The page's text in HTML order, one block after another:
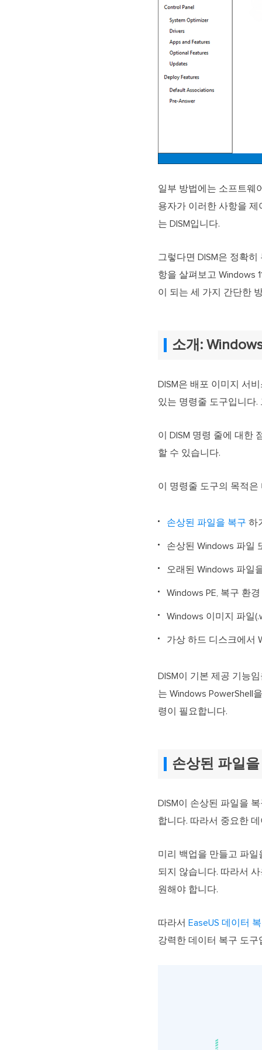
일부 방법에는 소프트웨
용자가 이러한 사항을
는 DISM입니다.
그렇다면 DISM은 정확
항을 살펴보고 Windows
이 되는 세 가지 간단한
소개:
DISM은 배포 이미지 서
있는 명령줄 도구입니다.
이 DISM 명령 줄에 대한
할 수 있습니다.
이 명령줄 도구의 목적
손상된 파일을 복구 하
손상된 Windows 파일
오래된 Windows 파일
Windows PE, 복구 환
Windows 이미지 파일
가상 하드 디스크에서
DISM이 기본 제공 기능
는 Windows PowerShell
령이 필요합니다.
손상된 파일
DISM이 손상된 파일을
합니다. 따라서 중요한
미리 백업을 만들고 파일
되지 않습니다. 따라서
원해야 합니다.
따라서 EaseUS 데이터
강력한 데이터 복구 도구